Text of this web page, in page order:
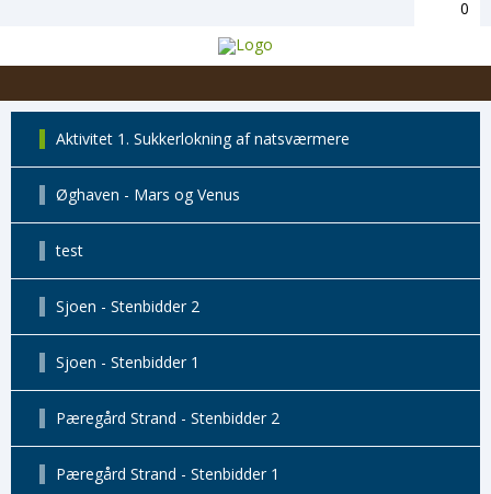
0
Aktivitet 1. Sukkerlokning af natsværmere
Øghaven - Mars og Venus
test
Sjoen - Stenbidder 2
Sjoen - Stenbidder 1
Pæregård Strand - Stenbidder 2
Pæregård Strand - Stenbidder 1